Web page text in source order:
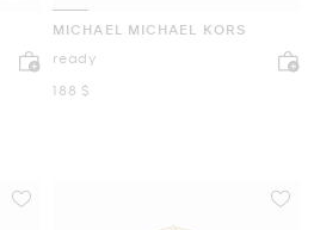
MICHAEL MICHAEL KORS
ready
maintenant
188 $